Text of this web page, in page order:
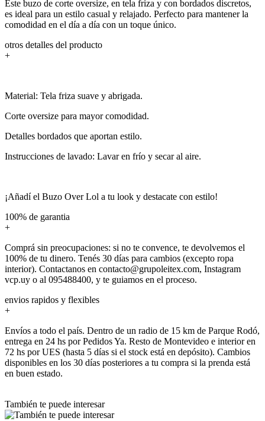
Este buzo de corte oversize, en tela friza y con bordados discretos,
es ideal para un estilo casual y relajado. Perfecto para mantener la
comodidad en el día a día con un toque único.
otros detalles del producto
+
Material: Tela friza suave y abrigada.
Corte oversize para mayor comodidad.
Detalles bordados que aportan estilo.
Instrucciones de lavado: Lavar en frío y secar al aire.
¡Añadí el Buzo Over Lol a tu look y destacate con estilo!
100% de garantia
+
Comprá sin preocupaciones: si no te convence, te devolvemos el
100% de tu dinero. Tenés 30 días para cambios (excepto ropa
interior). Contactanos en contacto@grupoleitex.com, Instagram
vcp.uy o al 095488400, y te guiamos en el proceso.
envios rapidos y flexibles
+
Envíos a todo el país. Dentro de un radio de 15 km de Parque Rodó,
entrega en 24 hs por Pedidos Ya. Resto de Montevideo e interior en
72 hs por UES (hasta 5 días si el stock está en depósito). Cambios
disponibles en los 30 días posteriores a tu compra si la prenda está
en buen estado.
También te puede interesar